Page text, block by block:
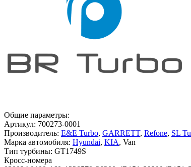
Общие параметры:
Артикул: 700273-0001
Производитель: E&E Turbo, GARRETT, Refone, SL
Марка автомобиля: Hyundai, KIA, Van
Тип турбины: GT1749S
Кросс-номера